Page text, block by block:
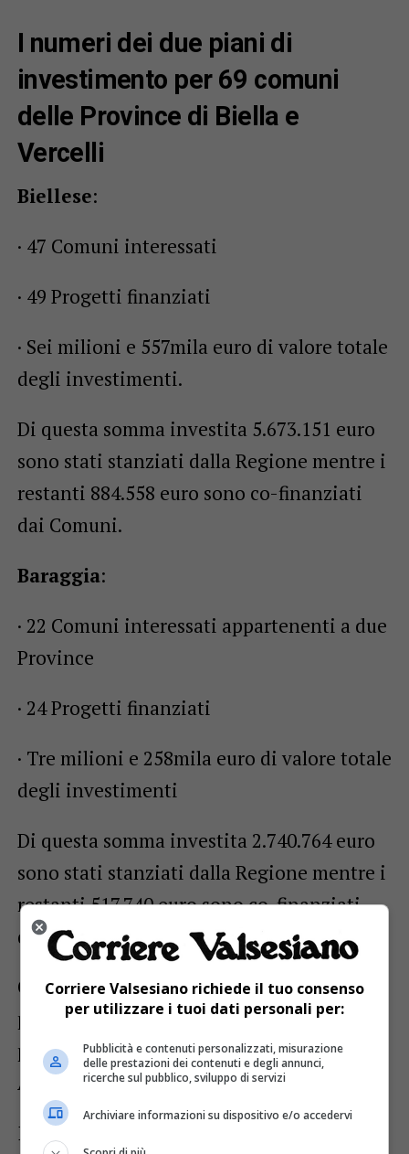
I numeri dei due piani di
investimento per 69 comuni
delle Province di Biella e
Vercelli
Biellese:
· 47 Comuni interessati
· 49 Progetti finanziati
· Sei milioni e 557mila euro di valore totale
degli investimenti.
Di questa somma investita 5.673.151 euro
sono stati stanziati dalla Regione mentre i
restanti 884.558 euro sono co-finanziati
dai Comuni.
Baraggia:
· 22 Comuni interessati appartenenti a due
Province
· 24 Progetti finanziati
· Tre milioni e 258mila euro di valore totale
degli investimenti
Di questa somma investita 2.740.764 euro
sono stati stanziati dalla Regione mentre i
restanti 517.740 euro sono co-finanziati
dai Comuni.
Grazie al contributo regionale sarà
possibile finanziare fino al 100% dei
progetti prioritari presentati dalle due
Aree Omogenee.
I Fondi di Sviluppo e Coesione insieme ai
Corriere Valsesiano richiede il tuo consenso
per utilizzare i tuoi dati personali per:
Pubblicità e contenuti personalizzati, misurazione
delle prestazioni dei contenuti e degli annunci,
ricerche sul pubblico, sviluppo di servizi
Archiviare informazioni su dispositivo e/o accedervi